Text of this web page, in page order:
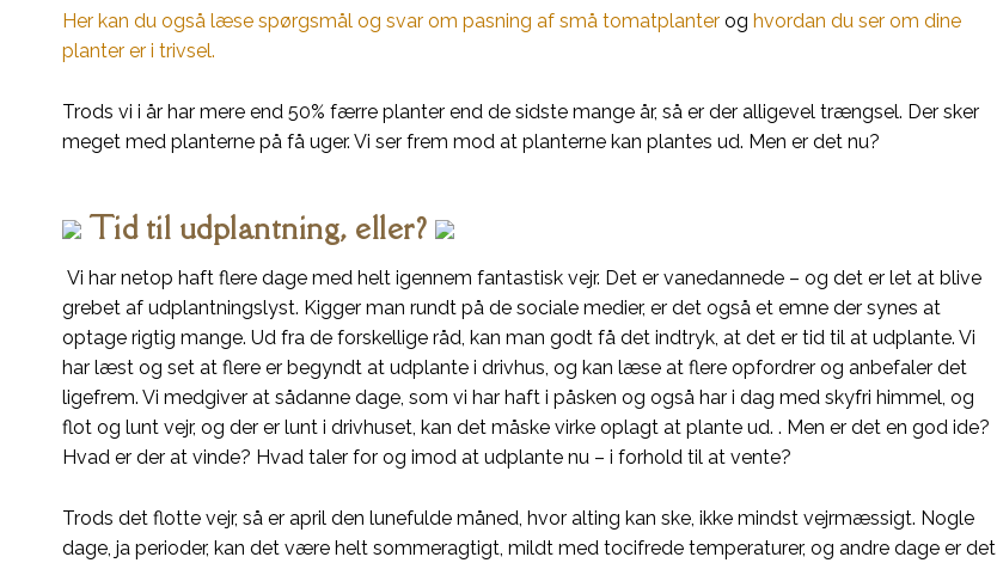
Her kan du også læse spørgsmål og svar om pasning af små tomatplanter og hvordan du ser om dine
planter er i trivsel.
Trods vi i år har mere end 50% færre planter end de sidste mange år, så er der alligevel trængsel. Der sker
meget med planterne på få uger. Vi ser frem mod at planterne kan plantes ud. Men er det nu?
Tid til udplantning, eller?
Vi har netop haft flere dage med helt igennem fantastisk vejr. Det er vanedannede – og det er let at blive
grebet af udplantningslyst. Kigger man rundt på de sociale medier, er det også et emne der synes at
optage rigtig mange. Ud fra de forskellige råd, kan man godt få det indtryk, at det er tid til at udplante. Vi
har læst og set at flere er begyndt at udplante i drivhus, og kan læse at flere opfordrer og anbefaler det
ligefrem. Vi medgiver at sådanne dage, som vi har haft i påsken og også har i dag med skyfri himmel, og
flot og lunt vejr, og der er lunt i drivhuset, kan det måske virke oplagt at plante ud. . Men er det en god ide?
Hvad er der at vinde? Hvad taler for og imod at udplante nu – i forhold til at vente?
Trods det flotte vejr, så er april den lunefulde måned, hvor alting kan ske, ikke mindst vejrmæssigt. Nogle
dage, ja perioder, kan det være helt sommeragtigt, mildt med tocifrede temperaturer, og andre dage er det